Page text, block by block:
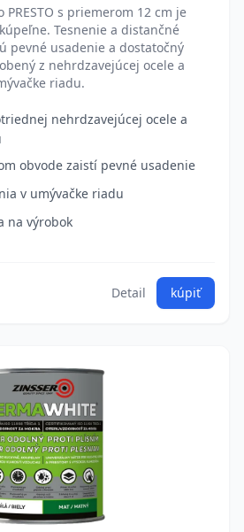
PRESTO s priemerom 12 cm je
Tesnenie a distančné
pevné usadenie a dostatočný
z nehrdzavejúcej ocele a
riadu.
nehrdzavejúcej ocele a
obvode zaistí pevné usadenie
v umývačke riadu
na výrobok
Detail kúpiť